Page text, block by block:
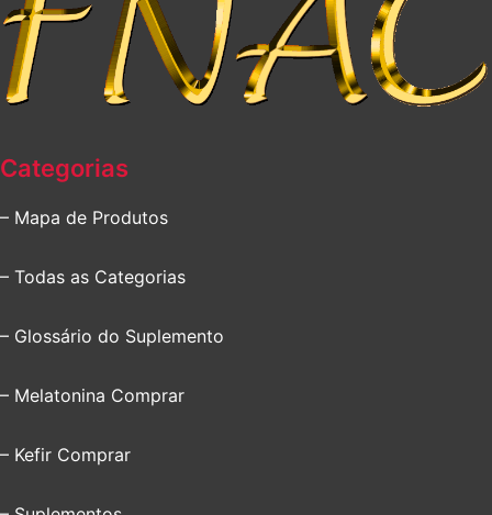
Categorias
– Mapa de Produtos
– Todas as Categorias
– Glossário do Suplemento
– Melatonina Comprar
– Kefir Comprar